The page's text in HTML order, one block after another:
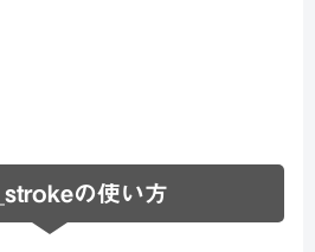
の使い方